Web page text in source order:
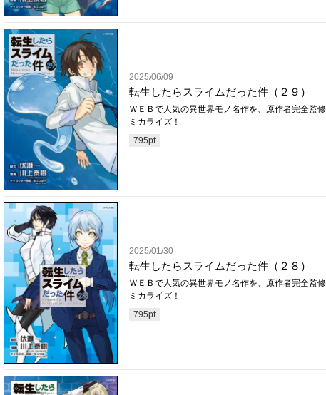
2025/06/09
転生したらスライムだった件（２９）
ＷＥＢで人気の異世界モノ名作を、原作者完全監
ミカライズ！
795pt
2025/01/30
転生したらスライムだった件（２８）
ＷＥＢで人気の異世界モノ名作を、原作者完全監
ミカライズ！
795pt